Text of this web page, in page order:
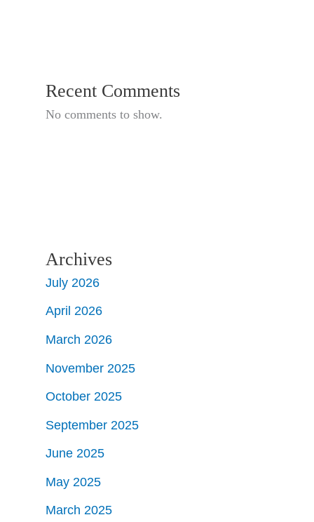
Recent Comments
No comments to show.
Archives
July 2026
April 2026
March 2026
November 2025
October 2025
September 2025
June 2025
May 2025
March 2025